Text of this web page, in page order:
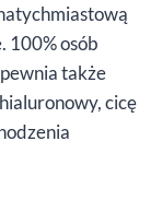
100% osób
także
cicę